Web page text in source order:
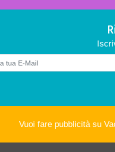
Vuoi fare pubblicità su